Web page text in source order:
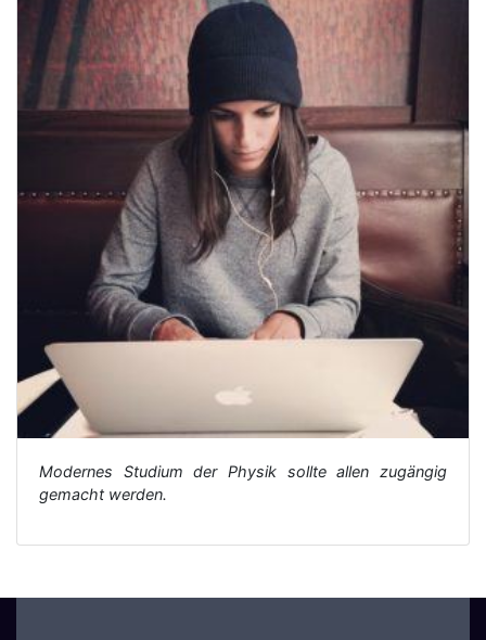
Modernes Studium der Physik sollte allen zugängig
gemacht werden.